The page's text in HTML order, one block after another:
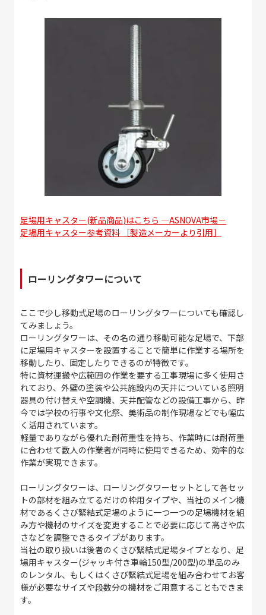
足場用キャスター(新品商品)はこちら ―ASNOVA市場－
足場用キャスター参考資料 ［製造メーカーより引用］
ローリングタワーについて
ここで少し移動式足場のローリングタワーについても確認し
てみましょう。
ローリングタワーは、その名の通り移動可能な足場で、下部
に足場用キャスターを設置することで簡単に作業する場所を
移動したり、固定したりできるのが特徴です。
特に資材運搬や広範囲の作業を要する工事現場に多く使用さ
れており、外壁の塗装や公共施設内の天井についている照明
器具の付け替えや空調機、天井配管などの設備工事から、昨
今では学校の行事や文化祭、美術品の制作現場などでも幅広
く活用されています。
軽量でありながら優れた耐荷重性を持ち、作業時には耐荷重
に合わせて数人の作業者が同時に使用できるため、効率的な
作業が実現できます。
ローリングタワーは、ローリングタワーセットとして各セッ
トの部材を組み立てるだけの枠用タイプや、当社のメイン機
材であるくさび緊結式足場のように一つ一つの足場機材を組
み方や機材のサイズを変更することで必要に応じて高さや広
さなどを調整できるタイプがあります。
当社の取り扱いは後者のくさび緊結式足場タイプとなり、足
場用キャスター(ジャッキ付き車輪150型/200型)の単品のみ
のレンタル、もしくはくさび緊結式足場を組み合わせてお客
様が必要なサイズや段数分の機材をご用意することもできま
す。